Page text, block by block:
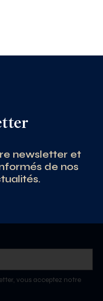
newsletter et
de nos
vous acceptez notre